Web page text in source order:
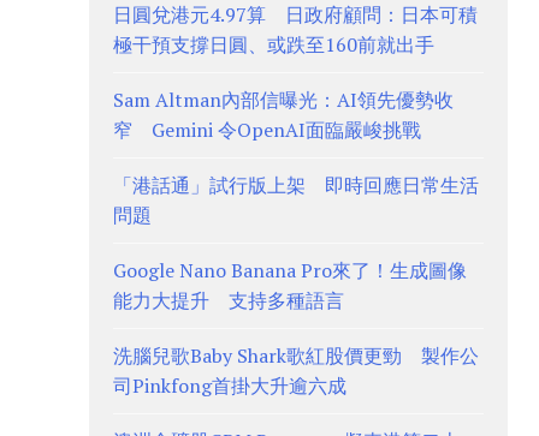
日圓兌港元4.97算 日政府顧問：日本可積
極干預支撐日圓、或跌至160前就出手
Sam Altman內部信曝光：AI領先優勢收
窄 Gemini 令OpenAI面臨嚴峻挑戰
「港話通」試行版上架 即時回應日常生活
問題
Google Nano Banana Pro來了！生成圖像
能力大提升 支持多種語言
洗腦兒歌Baby Shark歌紅股價更勁 製作公
司Pinkfong首掛大升逾六成